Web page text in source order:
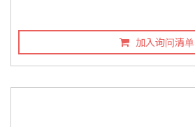
加入询问清单